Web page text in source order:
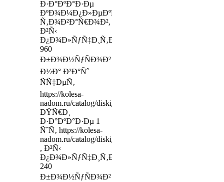
Ð·Ð°ÐºÐ°Ð·Ðµ
ÐºÐ¾Ð¼Ð¿Ð»ÐµÐºÑ‚Ð°
Ñ‚Ð¾Ð²Ð°Ñ€Ð¾Ð²,
Ð²Ñ‹
Ð¿Ð¾Ð»ÑƒÑ‡Ð¸Ñ‚Ðµ
960
Ð±Ð¾Ð½ÑƒÑÐ¾Ð²
Ð½Ð° Ð²Ð°Ñˆ
ÑÑ‡ÐµÑ‚
https://kolesa-
nadom.ru/catalog/diski_legkovy/model/295054/
ÐŸÑ€Ð¸
Ð·Ð°ÐºÐ°Ð·Ðµ 1
ÑˆÑ‚ https://kolesa-
nadom.ru/catalog/diski_legkovy/model/360599/
, Ð²Ñ‹
Ð¿Ð¾Ð»ÑƒÑ‡Ð¸Ñ‚Ðµ
240
Ð±Ð¾Ð½ÑƒÑÐ¾Ð²